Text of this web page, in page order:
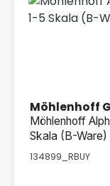
Möhlenhoff
Möhlenhoff
Skala (B-Ware)
134899_RBUY